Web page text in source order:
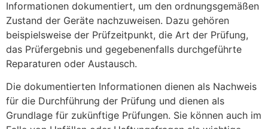
Informationen dokumentiert, um den ordnungsgemäßen
Zustand der Geräte nachzuweisen. Dazu gehören
beispielsweise der Prüfzeitpunkt, die Art der Prüfung,
das Prüfergebnis und gegebenenfalls durchgeführte
Reparaturen oder Austausch.
Die dokumentierten Informationen dienen als Nachweis
für die Durchführung der Prüfung und dienen als
Grundlage für zukünftige Prüfungen. Sie können auch im